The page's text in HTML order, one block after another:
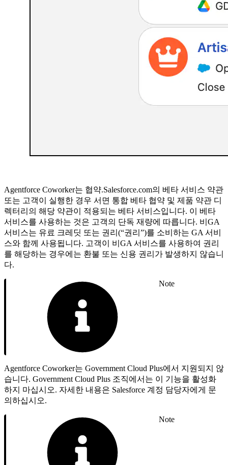
Agentforce Coworker는 협약.Salesforce.com의 베타 서비스 약관
또는 고객이 실행한 경우 서면 통합 베타 협약 및 제품 약관 디
렉터리의 해당 약관이 적용되는 베타 서비스입니다. 이 베타
서비스를 사용하는 것은 고객의 단독 재량에 따릅니다. 비GA
서비스는 유료 크레딧 또는 권리(“권리”)를 소비하는 GA 서비
스와 함께 사용됩니다. 고객이 비GA 서비스를 사용하여 권리
를 해당하는 경우에는 환불 또는 신용 권리가 발생하지 않습니
다.
Note
Agentforce Coworker는 Government Cloud Plus에서 지원되지 않
습니다. Government Cloud Plus 조직에서는 이 기능을 활성화
하지 마십시오. 자세한 내용은 Salesforce 계정 담당자에게 문
의하십시오.
Note